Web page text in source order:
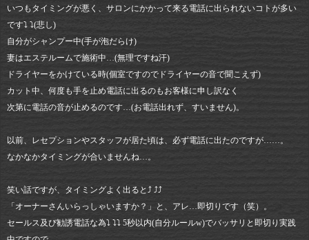
いつもタイミングが悪く、サロンにかかって来る電話に出られないコトが多い
です⤵︎ ⤵︎(悲し)
自分がシャンプー中(手が泡だらけ)
妻はエステルームで施術中…(無理ですね汗)
ドライヤーをかけている時(個室ですのでドライヤーの音で聞こえず)
カット中、何度も手を止め電話に出るのもお客様に申し訳なく
次第に電話の音が止めるのです…(お電話出れず、すいません)。
以前、レセプションやスタッフが居た頃は、必ず電話に出たのですが……。
なかなかタイミングが合いませんね…。
笑い話ですが、タイミングよく出ると⤴︎ ⤴︎⤴︎
「オーナーさんいらっしゃいますか？」と、アレ…即切りです（笑）。
セールス及び勧誘電話な為⤵︎ ⤵︎⤵︎ ︎5秒以内(自分ルールw)でバッサリと即切り実践